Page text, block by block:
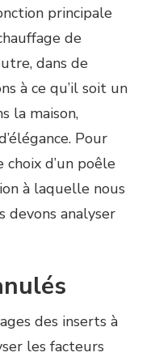
principale
de
dans de
à ce qu’il soit un
la maison,
Pour
d’un poêle
à laquelle nous
devons analyser
des inserts à
les facteurs